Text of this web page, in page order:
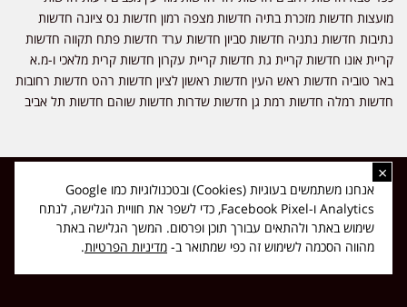
מועצות חדשות מזכרת בתיה חדשות מצפה רמון חדשות נס ציונה חדשות
נתיבות חדשות נתניה חדשות סביון חדשות ערד חדשות פתח תקווה חדשות
קריית אונו חדשות קריית גת חדשות קריית עקרון חדשות קרית מלאכי ו-מ.א
באר טוביה חדשות ראש העין חדשות ראשון לציון חדשות רהט חדשות רחובות
חדשות רמלה חדשות רמת גן חדשות שדרות חדשות שוהם חדשות תל אביב
כל הזכויות שמורות ל-ליזה ללוצאשווילי - חדשות אפס שמונה - דיווחים בזמן
אמת, נוסד בשנת 2019 | טל' לפרסומים 054-9759222 מייל מערכת
news08.net@gmail.com
Made with ❤ byDIGITA
×
אנחנו משתמשים בעוגיות (Cookies) ובטכנולוגיות כמו Google
Analytics ו-Facebook Pixel, כדי לשפר את חוויית הגלישה, לנתח
שימוש באתר ולהתאים עבורך תוכן ופרסום. המשך הגלישה באתר
מהווה הסכמה לשימוש זה כפי שמתואר ב- מדיניות הפרטיות.